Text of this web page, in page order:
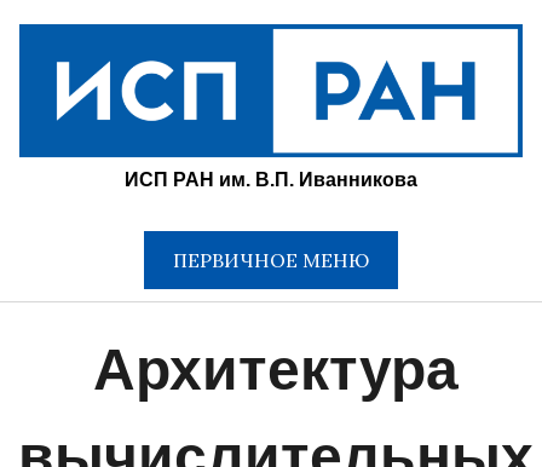
содержимому
ИСП РАН им. В.П. Иванникова
ПЕРВИЧНОЕ МЕНЮ
Архитектура